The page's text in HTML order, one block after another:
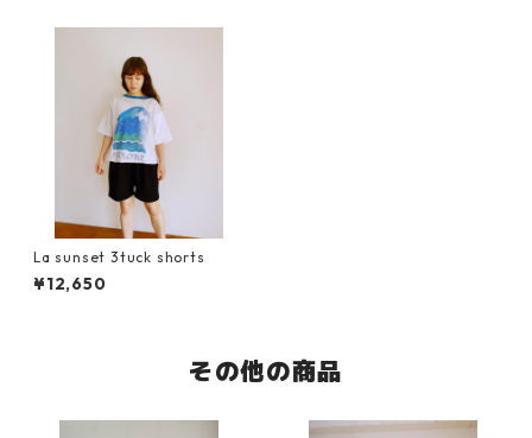
La sunset 3tuck shorts
¥12,650
その他の商品